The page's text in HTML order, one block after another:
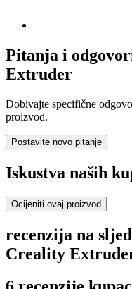
Pitanja i
Extruder
Dobivajte specifične
proizvod.
Postavite novo pitanje
Iskustva naših
Ocijeniti ovaj proizvod
recenzija na
Creality